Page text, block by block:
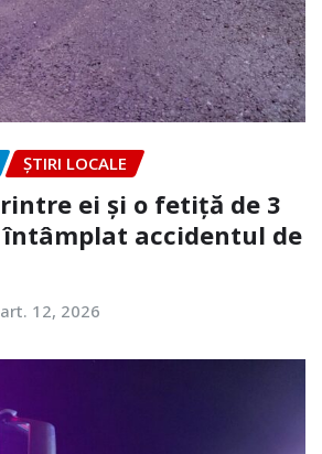
ȘTIRI LOCALE
ei și o fetiță de 3
întâmplat accidentul de
12, 2026